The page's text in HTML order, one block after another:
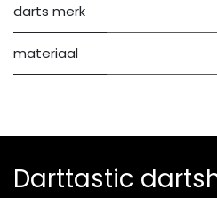
darts merk
materiaal
Darttastic